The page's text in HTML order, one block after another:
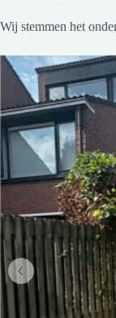
Wij stemmen het